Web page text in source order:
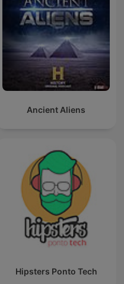
Ancient Aliens
Hipsters Ponto Tech